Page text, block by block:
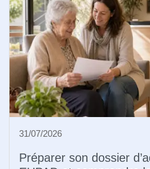
31/07/2026
Préparer son dossier